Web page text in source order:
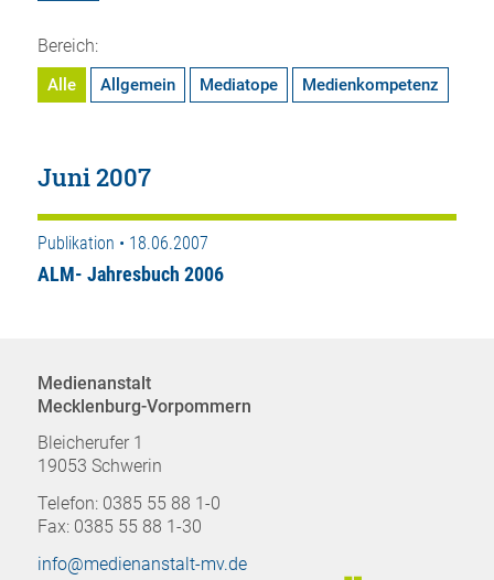
Bereich:
Alle Allgemein Mediatope Medienkompetenz
Juni 2007
Publikation • 18.06.2007
ALM- Jahresbuch 2006
Medienanstalt
Mecklenburg-Vorpommern
Bleicherufer 1
19053 Schwerin
Telefon: 0385 55 88 1-0
Fax: 0385 55 88 1-30
info@medienanstalt-mv.de